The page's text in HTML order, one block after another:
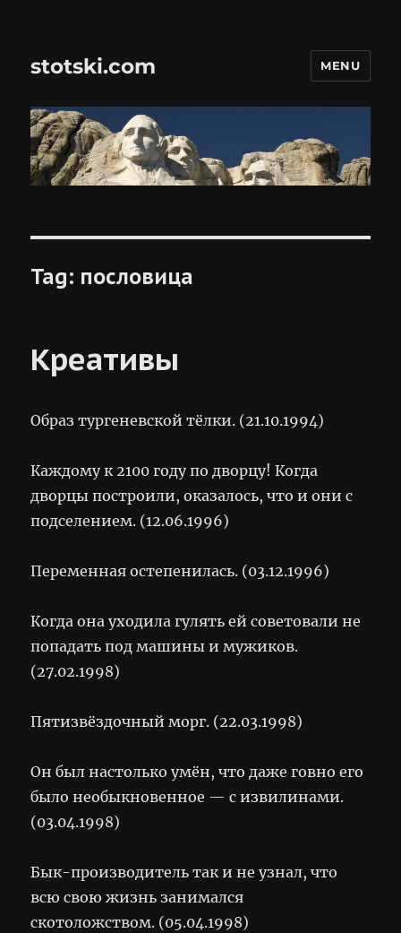
stotski.com MENU
Tag: пословица
Креативы
Образ тургеневской тёлки. (21.10.1994)
Каждому к 2100 году по дворцу! Когда
дворцы построили, оказалось, что и они с
подселением. (12.06.1996)
Переменная остепенилась. (03.12.1996)
Когда она уходила гулять ей советовали не
попадать под машины и мужиков.
(27.02.1998)
Пятизвёздочный морг. (22.03.1998)
Он был настолько умён, что даже говно его
было необыкновенное — с извилинами.
(03.04.1998)
Бык-производитель так и не узнал, что
всю свою жизнь занимался
скотоложством. (05.04.1998)